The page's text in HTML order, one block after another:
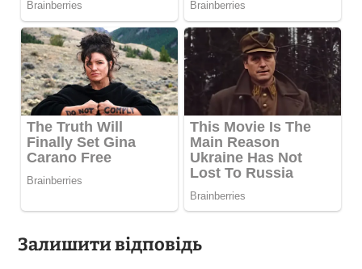
Залишити відповідь